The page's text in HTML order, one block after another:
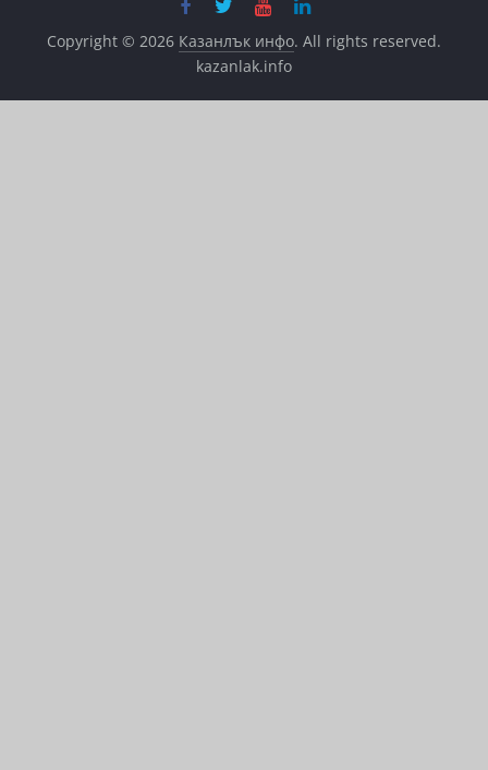
Copyright © 2026 Казанлък инфо. All rights reserved.
kazanlak.info